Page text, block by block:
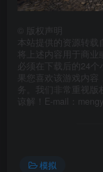
版权声明
本站提供的资源转
将上述内容用于商
必须在下载后的24
果您喜欢该游戏内
务。我们非常重视
谅解！E-mail：
模拟